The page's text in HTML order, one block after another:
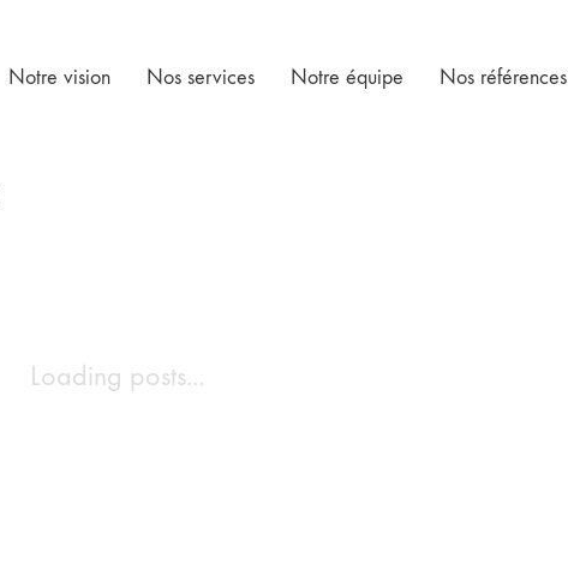
Notre vision Nos services Notre équipe Nos références
Loading posts...